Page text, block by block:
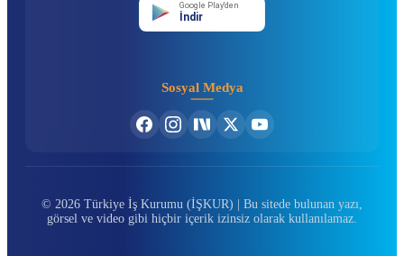
Google Play'den
İndir
Sosyal Medya
© 2026 Türkiye İş Kurumu (İŞKUR) | Bu sitede bulunan yazı,
görsel ve video gibi hiçbir içerik izinsiz olarak kullanılamaz.